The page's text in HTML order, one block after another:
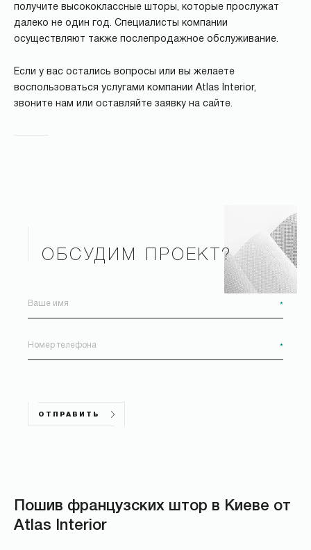
получите высококлассные шторы, которые прослужат
далеко не один год. Специалисты компании
осуществляют также послепродажное обслуживание.
Если у вас остались вопросы или вы желаете
воспользоваться услугами компании Atlas Interior,
звоните нам или оставляйте заявку на сайте.
ОБСУДИМ ПРОЕКТ?
*
*
ОТПРАВИТЬ
Пошив французских штор в Киеве от
Atlas Interior